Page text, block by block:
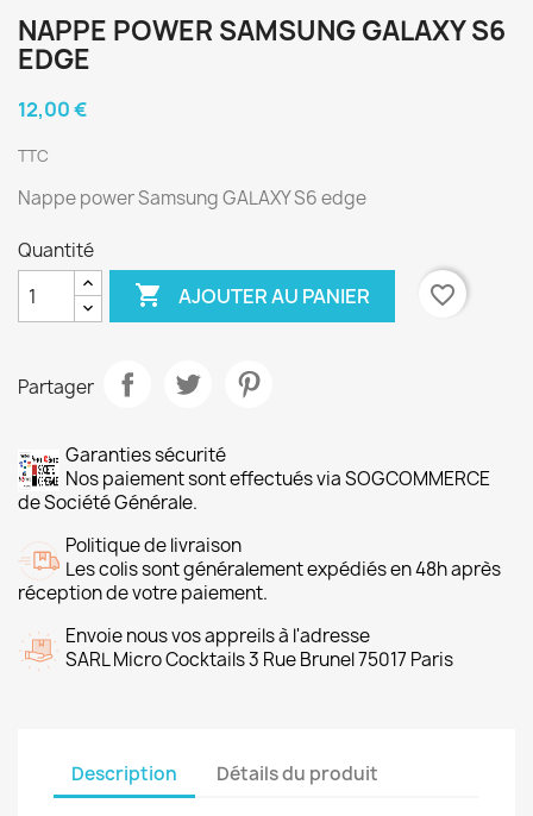
NAPPE POWER SAMSUNG GALAXY S6
EDGE
12,00 €
TTC
Nappe power Samsung GALAXY S6 edge
Quantité
 AJOUTER AU PANIER favorite_border
Partager
Garanties sécurité
Nos paiement sont effectués via SOGCOMMERCE
de Société Générale.
Politique de livraison
Les colis sont généralement expédiés en 48h après
réception de votre paiement.
Envoie nous vos appreils à l'adresse
SARL Micro Cocktails 3 Rue Brunel 75017 Paris
Description Détails du produit